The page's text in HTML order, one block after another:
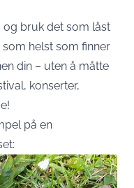
og bruk det som låst
helst som finner
din – uten å måtte
konserter,
på en